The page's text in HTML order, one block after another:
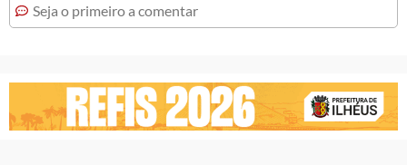
Seja o primeiro a comentar